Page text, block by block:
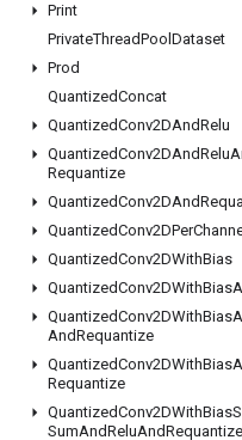
Print
PrivateThreadPool Dataset
Prod
QuantizedConcat
QuantizedConv2DAndRelu
QuantizedConv2DAndRelu
Requantize
QuantizedConv2DAnd
QuantizedConv2DPer
QuantizedConv2DWithBias
QuantizedConv2DWithBias
QuantizedConv2DWithBias
AndRequantize
QuantizedConv2DWithBias
Requantize
QuantizedConv2DWithBias
SumAndReluAndRequantize